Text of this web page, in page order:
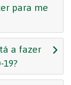
para me
a fazer